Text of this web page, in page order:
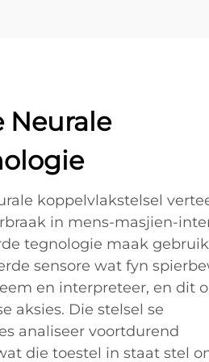
Neurale
koppelvlakstelsel
in mens-masjien-
tegnologie maak
sensore wat fyn
en interpreteer, en dit
aksies. Die stelsel se
analiseer voortdurend
die toestel in staat stel